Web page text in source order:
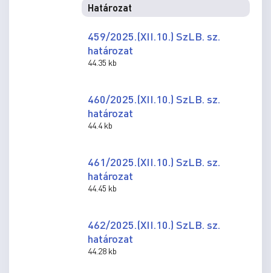
Határozat
459/2025.(XII.10.) SzLB. sz.
határozat
44.35 kb
460/2025.(XII.10.) SzLB. sz.
határozat
44.4 kb
461/2025.(XII.10.) SzLB. sz.
határozat
44.45 kb
462/2025.(XII.10.) SzLB. sz.
határozat
44.28 kb